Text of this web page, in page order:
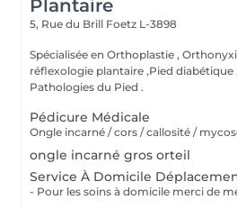
Plantaire
5, Rue du Brill Foetz L-3898
Spécialisée en Orthoplastie ,
réflexologie plantaire ,Pied diabétique
Pathologies du Pied .
Pédicure Médicale
ongle incarné gros orteil
Service À Domicile